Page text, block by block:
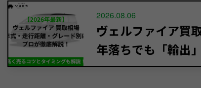
2026.08.06
ヴェルファイア買
年落ちでも「輸出